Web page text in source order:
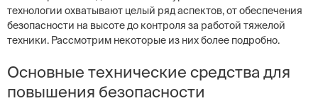
технологии охватывают целый ряд аспектов, от обеспечения
безопасности на высоте до контроля за работой тяжелой
техники. Рассмотрим некоторые из них более подробно.
Основные технические средства для
повышения безопасности